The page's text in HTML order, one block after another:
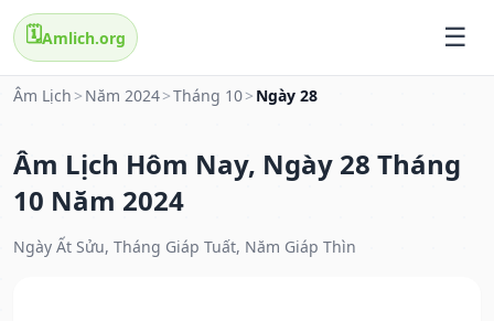
🗓️Amlich.org
Âm Lịch > Năm 2024>Tháng 10> Ngày 28
Âm Lịch Hôm Nay, Ngày 28 Tháng
10 Năm 2024
Ngày Ất Sửu, Tháng Giáp Tuất, Năm Giáp Thìn